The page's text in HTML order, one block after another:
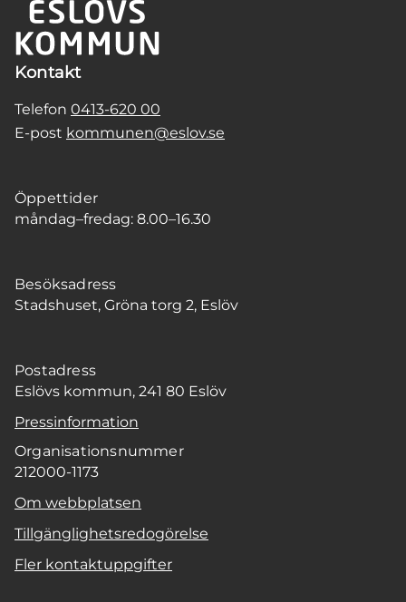
Kontakt
Telefon 0413-620 00
E-post kommunen@eslov.se
Öppettider
måndag–fredag: 8.00–16.30
Besöksadress
Stadshuset, Gröna torg 2, Eslöv
Postadress
Eslövs kommun, 241 80 Eslöv
Pressinformation
Organisationsnummer
212000-1173
Om webbplatsen
Tillgänglighetsredogörelse
Fler kontaktuppgifter